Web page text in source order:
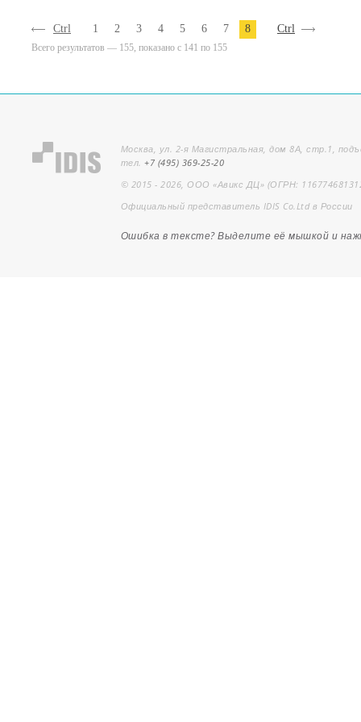
Ctrl 1 2 3 4 5 6 7 8 Ctrl
Всего результатов — 155, показано с 141 по 155
Москва, ул. 2-я Магистральная, дом 8А, стр.1,
тел.+7 (495) 369-25-20
© 2015 - 2026, ООО «Авикс ДЦ» (ОГРН:
Официальный представитель IDIS Co.Ltd в России
Ошибка в тексте? Выделите её мышкой и